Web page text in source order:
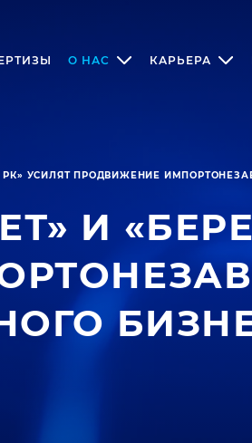
О НАС КАРЬЕРА
УСИЛЯТ ПРОДВИЖЕНИЕ
И